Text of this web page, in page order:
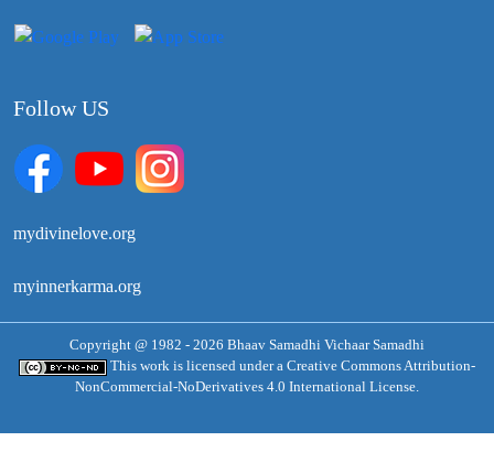
Follow US
mydivinelove.org
myinnerkarma.org
Copyright @ 1982 - 2026 Bhaav Samadhi Vichaar Samadhi
This work is licensed under a Creative Commons Attribution-
NonCommercial-NoDerivatives 4.0 International License.